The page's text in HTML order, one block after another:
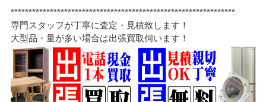
***************************************************************
専門スタッフが丁寧に査定・見積致します！
大型品・量が多い場合は出張買取伺います！